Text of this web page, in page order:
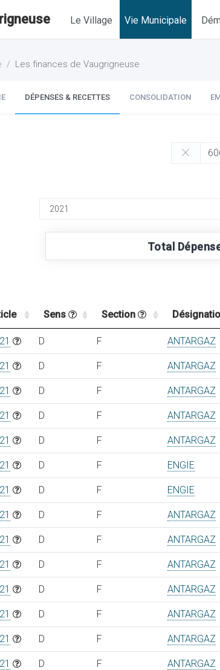
Le Village Vie Municipale
Les finances de Vaugrigneuse
DÉPENSES & RECETTES CONSOLIDATION
Total
Sens Section
D F ANTARGAZ
D F ANTARGAZ
D F ANTARGAZ
D F ANTARGAZ
D F ANTARGAZ
D F ENGIE
D F ENGIE
D F ANTARGAZ
D F ANTARGAZ
D F ANTARGAZ
D F ANTARGAZ
D F ANTARGAZ
D F ANTARGAZ
D F ANTARGAZ